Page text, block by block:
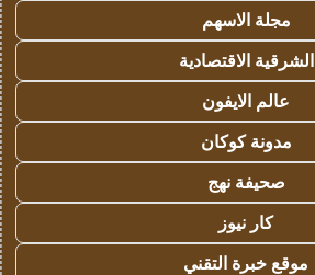
مجلة الاسهم
الشرقية الاقتصادية
عالم الايفون
مدونة كوكان
صحيفة نهج
كار نيوز
موقع خبرة التقني